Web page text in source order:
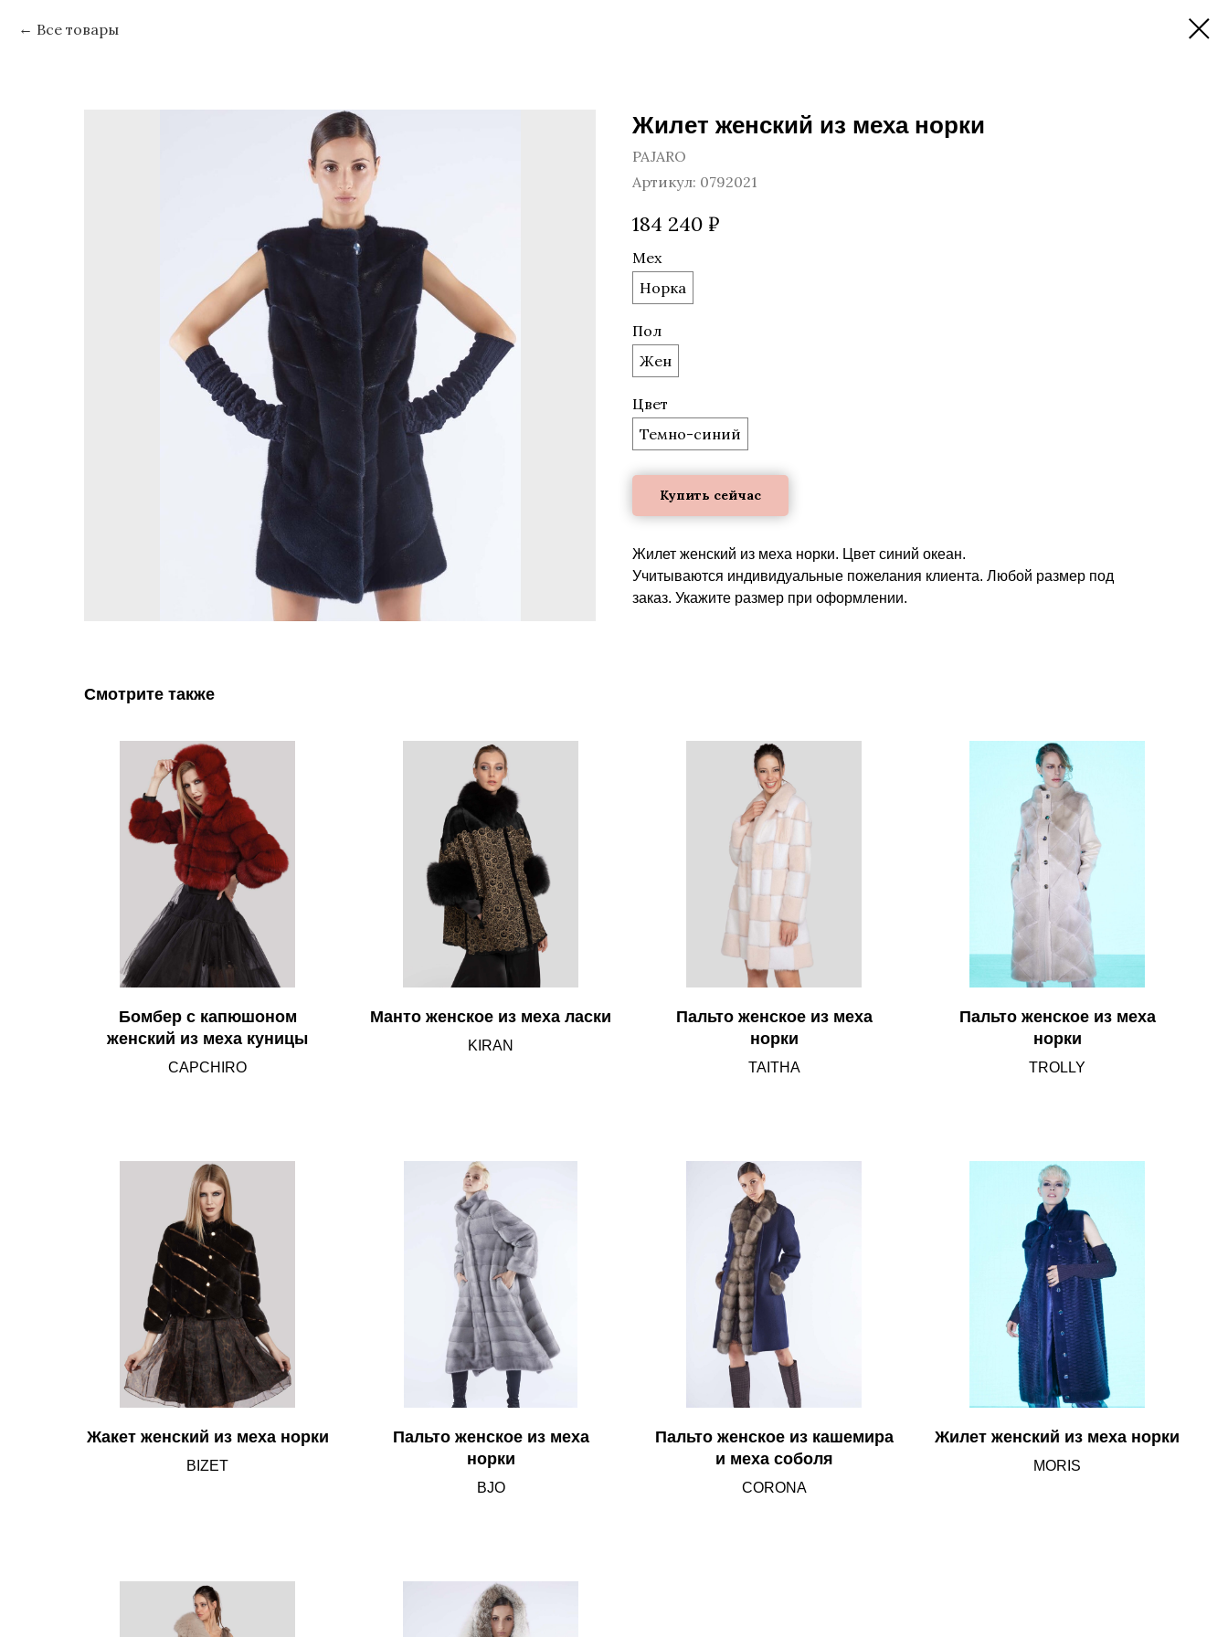
Все товары
Жилет женский из меха норки
PAJARO
Артикул: 0792021
184 240 ₽
Мех
Норка
Пол
Жен
Цвет
Темно-синий
Купить сейчас
Жилет женский из меха норки. Цвет синий океан.
Учитываются индивидуальные пожелания клиента. Любой размер под
заказ. Укажите размер при оформлении.
Смотрите также
Бомбер с капюшоном
женский из меха куницы
CAPCHIRO
Манто женское из меха ласки
KIRAN
Пальто женское из меха
норки
TAITHA
Пальто женское из меха
норки
TROLLY
Жакет женский из меха норки
BIZET
Пальто женское из меха
норки
BJO
Пальто женское из кашемира
и меха соболя
CORONA
Жилет женский из меха норки
MORIS